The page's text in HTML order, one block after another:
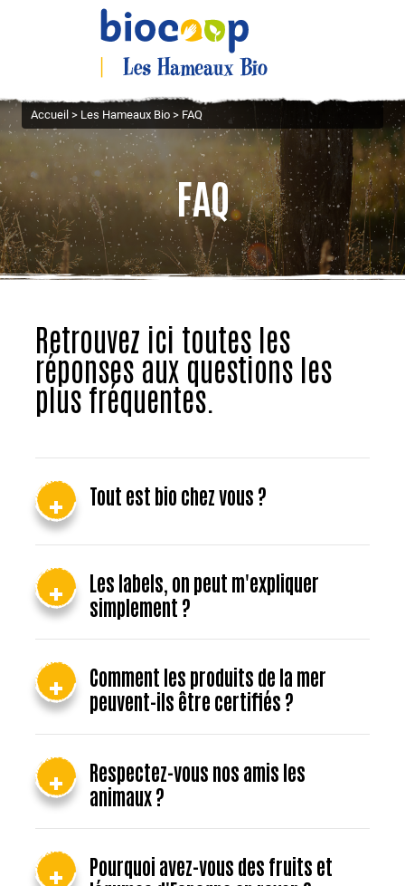
Accueil> Les Hameaux Bio> FAQ
FAQ
Retrouvez ici toutes les
réponses aux questions les
plus fréquentes.
Tout est bio chez vous ?
Les labels, on peut m'expliquer
simplement ?
Comment les produits de la mer
peuvent-ils être certifiés ?
Respectez-vous nos amis les
animaux ?
Pourquoi avez-vous des fruits et